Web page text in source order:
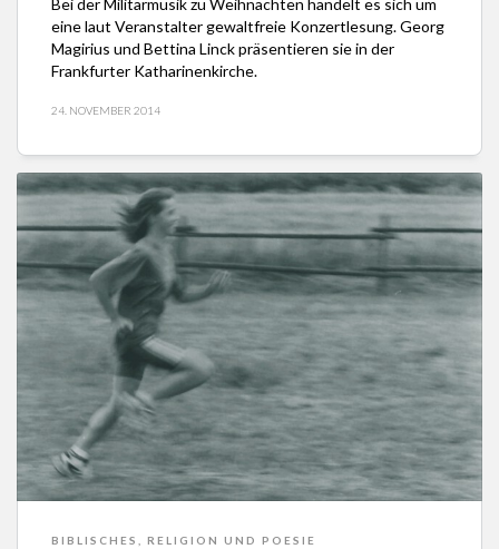
Bei der Militärmusik zu Weihnachten handelt es sich um
eine laut Veranstalter gewaltfreie Konzertlesung. Georg
Magirius und Bettina Linck präsentieren sie in der
Frankfurter Katharinenkirche.
24. NOVEMBER 2014
BIBLISCHES RELIGION UND POESIE